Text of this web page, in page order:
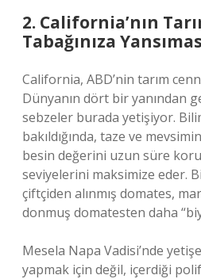
2. California’nın
Tabağınıza
California, ABD’nin tarım
Dünyanın dört bir yanından
sebzeler burada yetişiyor.
bakıldığında, taze ve
besin değerini uzun süre
seviyelerini maksimize eder.
çiftçiden alınmış domates,
donmuş domatesten daha
Mesela Napa Vadisi’nde
yapmak için değil, içerdiği